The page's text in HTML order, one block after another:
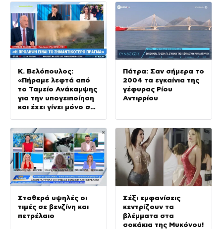
Κ. Βελόπουλος:
«Πήραμε λεφτά από
το Ταμείο Ανάκαμψης
για την υπογειποίηση
και έχει γίνει μόνο στο
Πάτρα: Σαν σήμερα το
2004 τα εγκαίνια της
γέφυρας Ρίου
Αντιρρίου
Σταθερά υψηλές οι
τιμές σε βενζίνη και
πετρέλαιο
Σέξι εμφανίσεις
κεντρίζουν τα
βλέμματα στα
σοκάκια της Μυκόνου!